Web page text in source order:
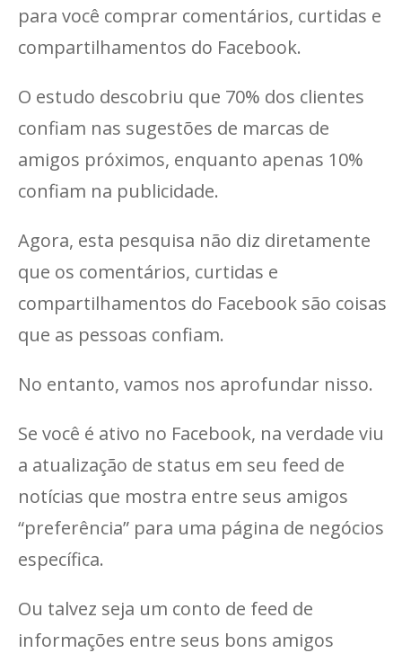
para você comprar comentários, curtidas e
compartilhamentos do Facebook.
O estudo descobriu que 70% dos clientes
confiam nas sugestões de marcas de
amigos próximos, enquanto apenas 10%
confiam na publicidade.
Agora, esta pesquisa não diz diretamente
que os comentários, curtidas e
compartilhamentos do Facebook são coisas
que as pessoas confiam.
No entanto, vamos nos aprofundar nisso.
Se você é ativo no Facebook, na verdade viu
a atualização de status em seu feed de
notícias que mostra entre seus amigos
“preferência” para uma página de negócios
específica.
Ou talvez seja um conto de feed de
informações entre seus bons amigos